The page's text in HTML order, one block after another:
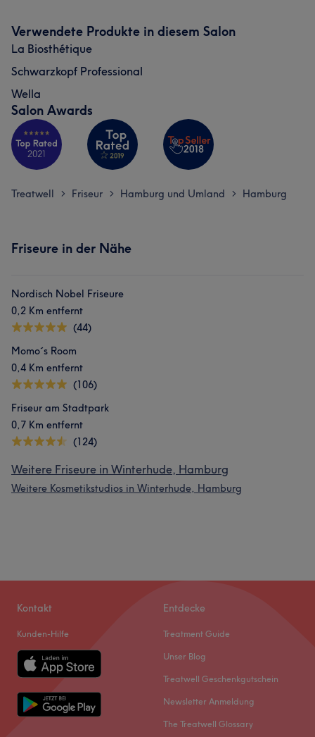
Verwendete Produkte in diesem Salon
La Biosthétique
Schwarzkopf Professional
Wella
Salon Awards
Treatwell > Friseur > Hamburg und Umland > Hamburg
Friseure in der Nähe
Nordisch Nobel Friseure
0,2 Km entfernt
(44)
Momo´s Room
0,4 Km entfernt
(106)
Friseur am Stadtpark
0,7 Km entfernt
(124)
Weitere Friseure in Winterhude, Hamburg
Weitere Kosmetikstudios in Winterhude, Hamburg
Kontakt
Kunden-Hilfe
Entdecke
Treatment Guide
Unser Blog
Treatwell Geschenkgutschein
Newsletter Anmeldung
The Treatwell Glossary